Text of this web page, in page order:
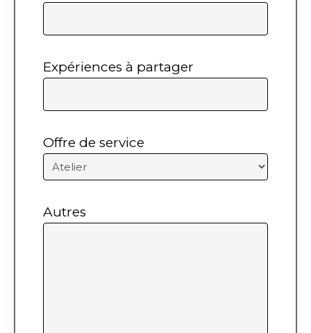
Expériences à partager
Offre de service
Autres